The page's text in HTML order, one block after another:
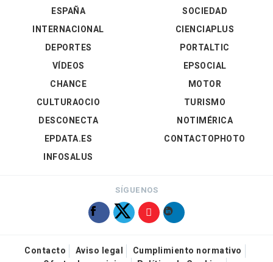
ESPAÑA
INTERNACIONAL
DEPORTES
VÍDEOS
SOCIEDAD
CIENCIAPLUS
PORTALTIC
EPSOCIAL
CHANCE
CULTURAOCIO
DESCONECTA
EPDATA.ES
INFOSALUS
MOTOR
TURISMO
NOTIMÉRICA
CONTACTOPHOTO
SÍGUENOS
Contacto Aviso legal
Cumplimiento normativo